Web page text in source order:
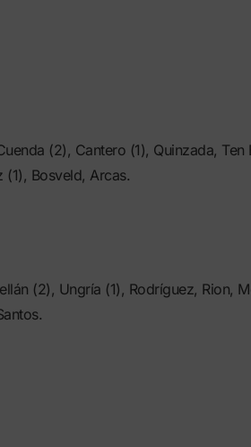
(2), Cantero (1), Quinzada, Ten
(1), Bosveld, Arcas.
(2), Ungría (1), Rodríguez, Rion,